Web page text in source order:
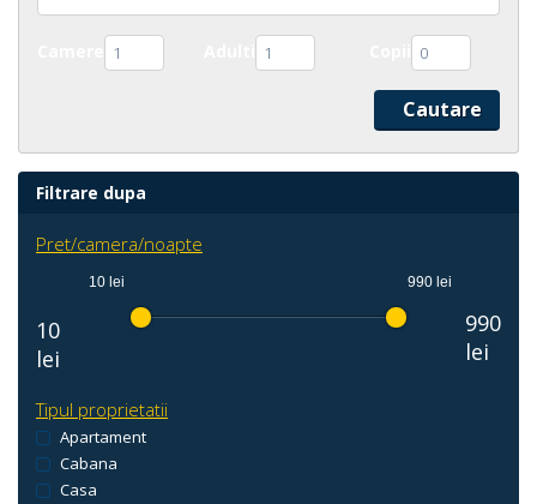
1 1 0
Filtrare dupa
Pret/camera/noapte
10
lei
10 lei 990 lei
990
lei
Tipul proprietatii
Apartament
Cabana
Casa